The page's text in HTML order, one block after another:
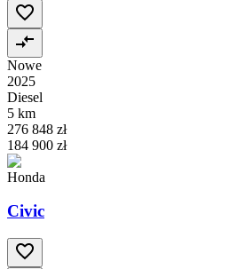
Nowe
2025
Diesel
5 km
276 848 zł
184 900 zł
Honda
Civic